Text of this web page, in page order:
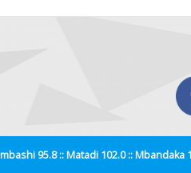
95.8 :: Matadi 102.0 :: Mbandaka